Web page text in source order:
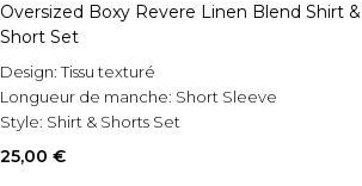
Oversized Boxy Revere Linen Blend Shirt &
Short Set
Design:Tissu texturé
Longueur de manche: Short Sleeve
Style: Shirt & Shorts Set
25,00 €